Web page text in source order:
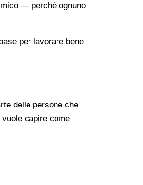
— perché ognuno
per lavorare bene
delle persone che
capire come